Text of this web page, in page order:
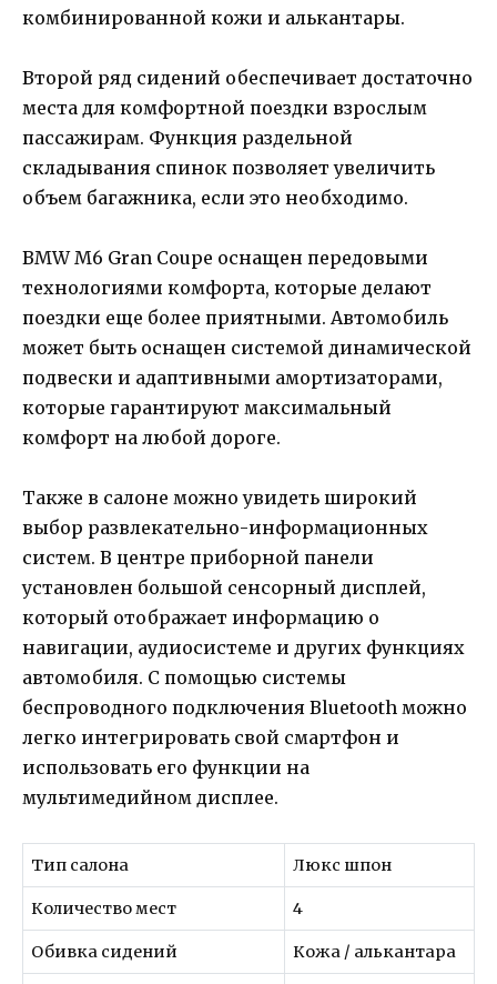
комбинированной кожи и алькантары.
Второй ряд сидений обеспечивает достаточно
места для комфортной поездки взрослым
пассажирам. Функция раздельной
складывания спинок позволяет увеличить
объем багажника, если это необходимо.
BMW M6 Gran Coupe оснащен передовыми
технологиями комфорта, которые делают
поездки еще более приятными. Автомобиль
может быть оснащен системой динамической
подвески и адаптивными амортизаторами,
которые гарантируют максимальный
комфорт на любой дороге.
Также в салоне можно увидеть широкий
выбор развлекательно-информационных
систем. В центре приборной панели
установлен большой сенсорный дисплей,
который отображает информацию о
навигации, аудиосистеме и других функциях
автомобиля. С помощью системы
беспроводного подключения Bluetooth можно
легко интегрировать свой смартфон и
использовать его функции на
мультимедийном дисплее.
Тип салона Люкс шпон
Количество мест 4
Обивка сидений Кожа / алькантара